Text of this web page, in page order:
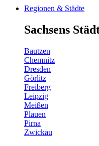
Regionen & Städte
Sachsens
Bautzen
Chemnitz
Dresden
Görlitz
Freiberg
Leipzig
Meißen
Plauen
Pirna
Zwickau